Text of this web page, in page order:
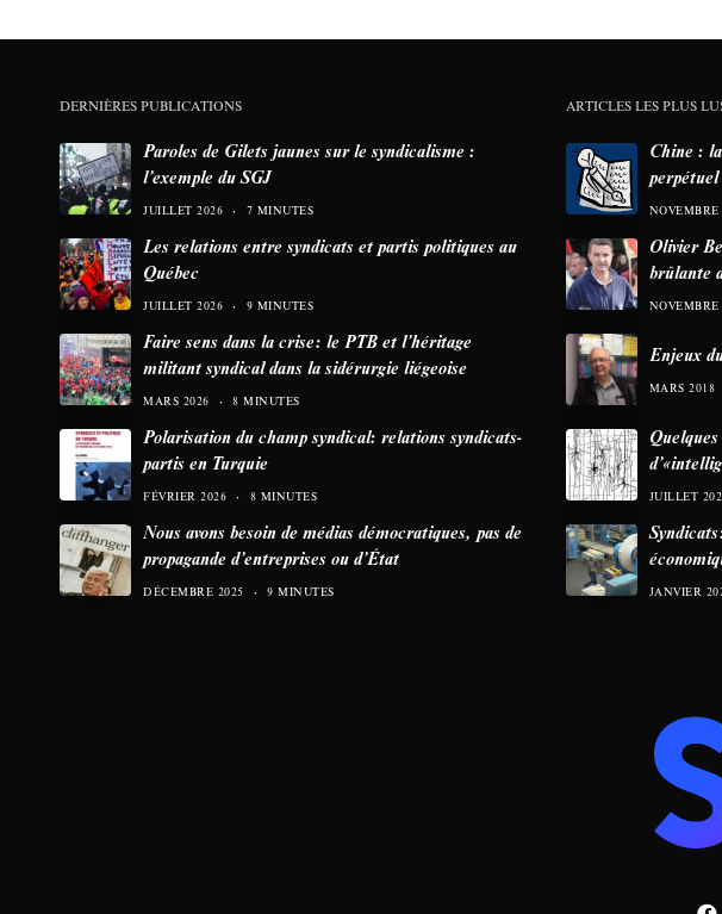
DERNIÈRES PUBLICATIONS
Paroles de Gilets jaunes sur le syndicalisme :
l’exemple du SGJ
JUILLET 2026 7 MINUTES
Les relations entre syndicats et partis politiques au
Québec
JUILLET 2026 9 MINUTES
Faire sens dans la crise: le PTB et l’héritage
militant syndical dans la sidérurgie liégeoise
MARS 2026 8 MINUTES
Polarisation du champ syndical: relations syndicats-
partis en Turquie
FÉVRIER 2026 8 MINUTES
Nous avons besoin de médias démocratiques, pas de
propagande d’entreprises ou d’État
DÉCEMBRE 2025 9 MINUTES
ARTICLES LES PLUS
Chine :
NOVEMBRE
Olivier
brûlante
NOVEMBRE
Enjeux
MARS 2018
JUILLET
JANVIER